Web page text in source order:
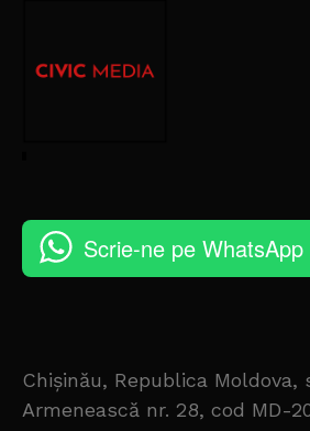
Scrie-ne pe WhatsApp
Chișinău, Republica Moldova,
Armenească nr. 28, cod MD-